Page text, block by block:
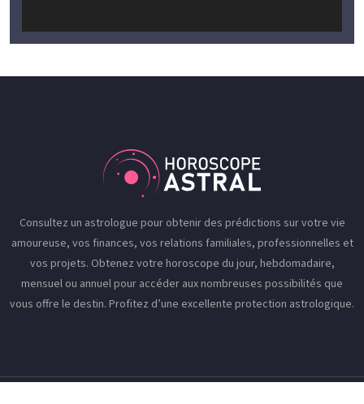
Consultez un astrologue pour obtenir des prédictions sur votre vie
amoureuse, vos finances, vos relations familiales, professionnelles et
vos projets. Obtenez votre horoscope du jour, hebdomadaire,
mensuel ou annuel pour accéder aux nombreuses possibilités que
vous offre le destin. Profitez d’une excellente protection astrologique.